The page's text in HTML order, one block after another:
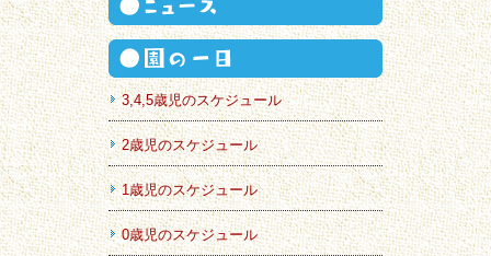
3,4,5歳児のスケジュール
2歳児のスケジュール
1歳児のスケジュール
0歳児のスケジュール